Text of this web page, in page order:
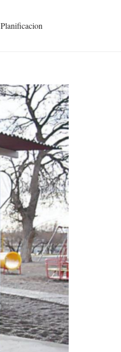
Planificacion